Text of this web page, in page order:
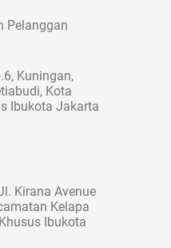
Pelanggan
Kuningan,
Kota
Ibukota Jakarta
Kirana Avenue
Kelapa
Ibukota